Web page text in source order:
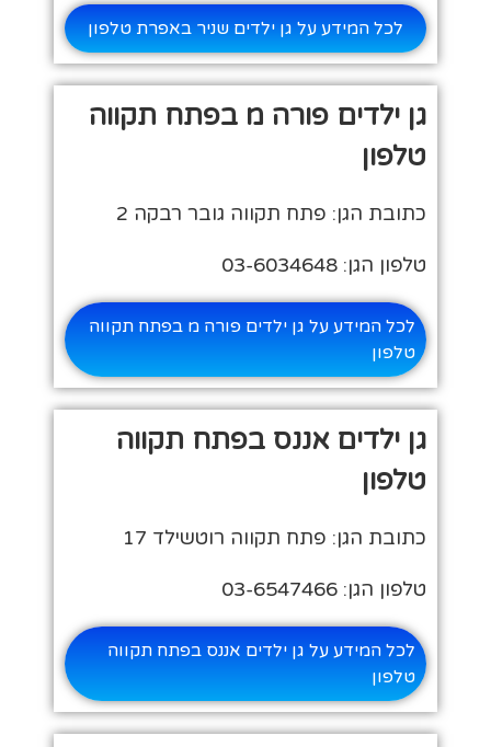
לכל המידע על גן ילדים שניר באפרת טלפון
גן ילדים פורה מ בפתח תקווה
טלפון
כתובת הגן: פתח תקווה גובר רבקה 2
טלפון הגן: 03-6034648
לכל המידע על גן ילדים פורה מ בפתח תקווה
טלפון
גן ילדים אננס בפתח תקווה
טלפון
כתובת הגן: פתח תקווה רוטשילד 17
טלפון הגן: 03-6547466
לכל המידע על גן ילדים אננס בפתח תקווה
טלפון